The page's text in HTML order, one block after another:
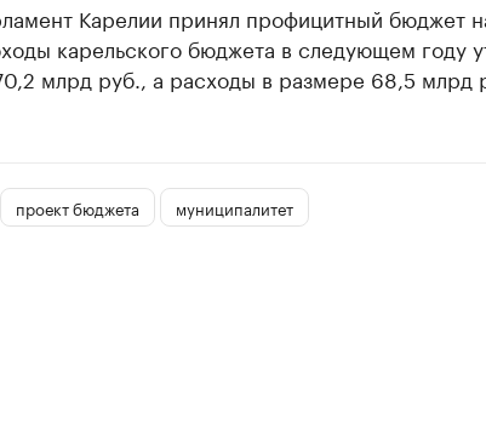
Карелии принял профицитный бюджет
карельского бюджета в следующем году
млрд руб., а расходы в размере 68,5 млрд
проект бюджета муниципалитет